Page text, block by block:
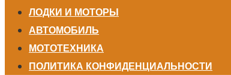
ЛОДКИ И МОТОРЫ
АВТОМОБИЛЬ
МОТОТЕХНИКА
ПОЛИТИКА КОНФИДЕНЦИАЛЬНОСТИ